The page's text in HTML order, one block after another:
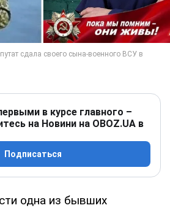
в курсе главного –
на Новини на OBOZ.UA в
Подписаться
одна из бывших